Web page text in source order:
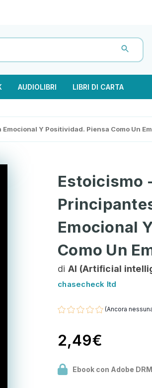
AUDIOLIBRI LIBRI DI CARTA
Y Positividad. Piensa Como Un
Estoicismo
Emocional
Como Un
di AI (Artificial
chasecheck ltd
(Ancora
2,49€
Ebook con Adobe